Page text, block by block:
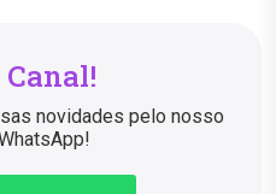
Canal!
novidades pelo nosso